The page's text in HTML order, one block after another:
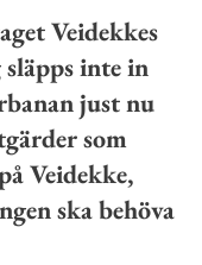
Veidekkes
inte in
just nu
som
Veidekke,
ska behöva